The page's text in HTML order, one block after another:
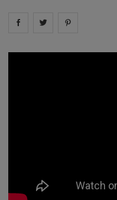
Share on facebook
Share on